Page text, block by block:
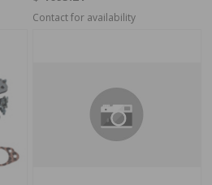
Contact for availability